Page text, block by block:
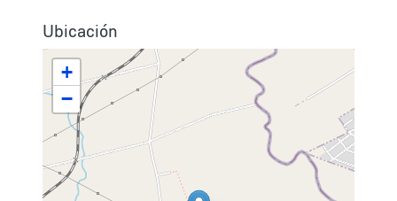
Ubicación
+
−